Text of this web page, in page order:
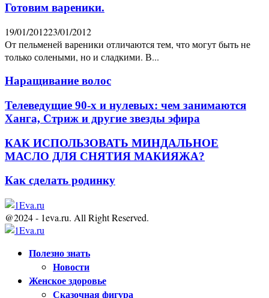
Готовим вареники.
19/01/201223/01/2012
От пельменей вареники отличаются тем, что могут быть не
только солеными, но и сладкими. В...
Наращивание волос
Телеведущие 90-х и нулевых: чем занимаются
Ханга, Стриж и другие звезды эфира
КАК ИСПОЛЬЗОВАТЬ МИНДАЛЬНОЕ
МАСЛО ДЛЯ СНЯТИЯ МАКИЯЖА?
Как сделать родинку
@2024 - 1eva.ru. All Right Reserved.
Полезно знать
Новости
Женское здоровье
Сказочная фигура